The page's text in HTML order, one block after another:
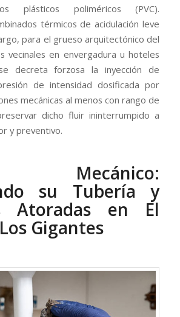
plásticos poliméricos (PVC).
térmicos de acidulación leve
para el grueso arquitectónico del
vecinales en envergadura u hoteles
decreta forzosa la inyección de
de intensidad dosificada por
mecánicas al menos con rango de
dicho fluir ininterrumpido a
y preventivo.
Mecánico:
su Tubería y
Atoradas en El
Gigantes